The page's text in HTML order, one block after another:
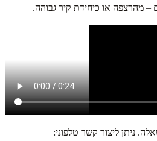
– מהרצפה או כיחידת קיר גבוהה.